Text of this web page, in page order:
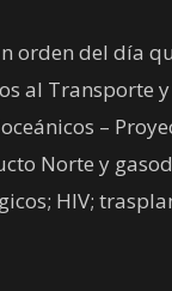
orden del día
al Transporte
–
Norte y
HIV;